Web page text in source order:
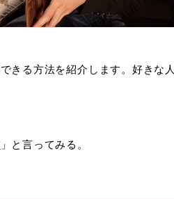
きる方法を紹介します。好きな
」と言ってみる。